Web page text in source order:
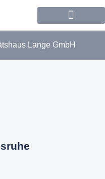
Lange GmbH